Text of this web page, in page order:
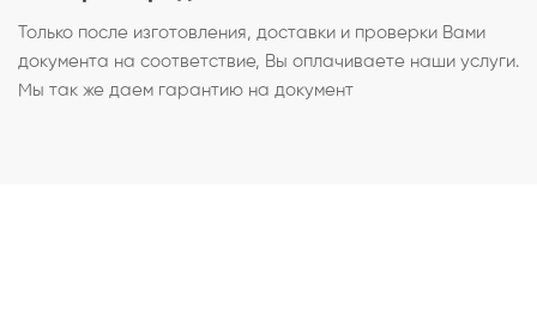
Только после изготовления, доставки и проверки Вами
документа на соответствие, Вы оплачиваете наши услуги.
Мы так же даем гарантию на документ